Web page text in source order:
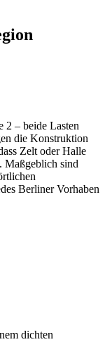
2 – beide Lasten
die Konstruktion
Zelt oder Halle
Maßgeblich sind
Berliner Vorhaben
dichten